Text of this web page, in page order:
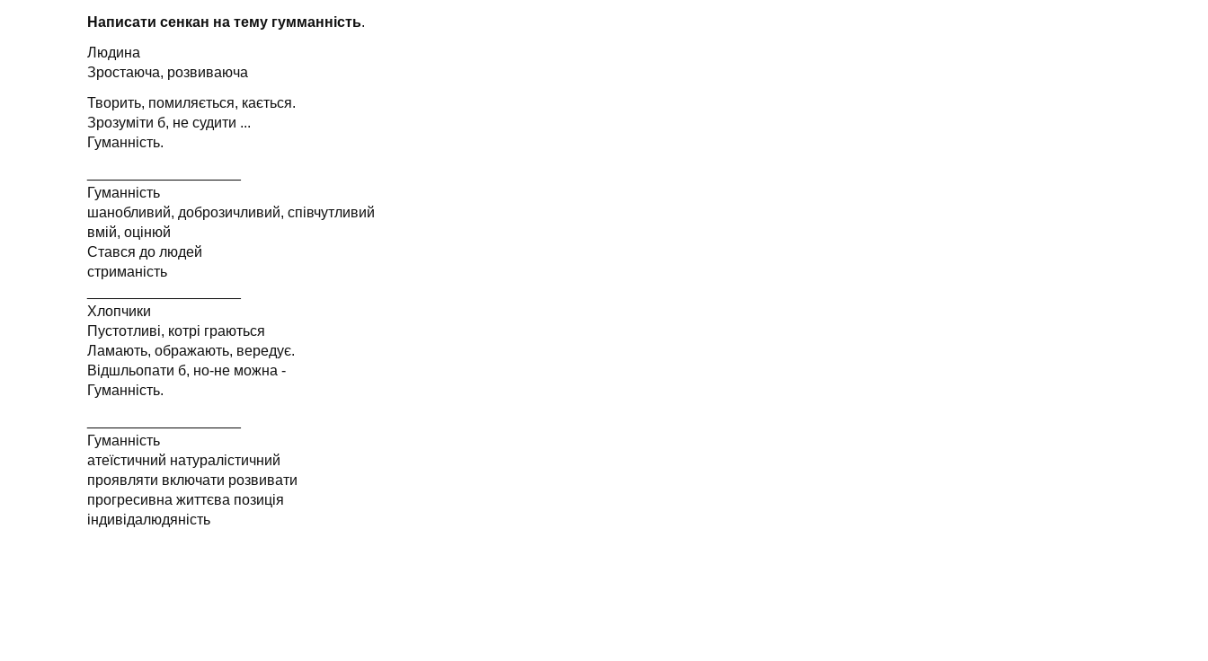
Написати сенкан на тему гумманнiсть.
Людина
Зростаюча, розвиваюча
Творить, помиляється, кається.
Зрозуміти б, не судити ...
Гуманність.
Гуманність
шанобливий, доброзичливий, співчутливий
вмій, оцінюй
Стався до людей
стриманість
Хлопчики
Пустотливі, котрі граються
Ламають, ображають, вередує.
Відшльопати б, но-не можна -
Гуманність.
Гуманність
атеїстичний натуралістичний
проявляти включати розвивати
прогресивна життєва позиція
індивідалюдяність